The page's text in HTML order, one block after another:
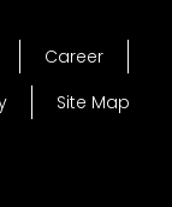
Career
Site Map